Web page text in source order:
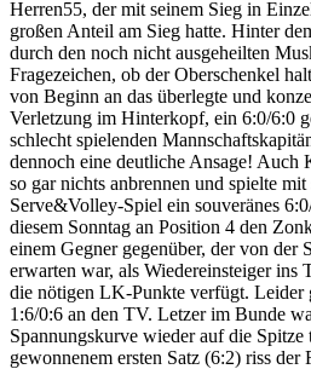
Herren55, der mit seinem Sieg in
großen Anteil am Sieg hatte. Hinter
durch den noch nicht ausgeheilten
Fragezeichen, ob der Oberschenkel
von Beginn an das überlegte und
Verletzung im Hinterkopf, ein 6:0/6:0
schlecht spielenden
dennoch eine deutliche Ansage!
so gar nichts anbrennen und spielte mit
Serve&Volley-Spiel ein souveränes
diesem Sonntag an Position 4 den
einem Gegner gegenüber, der von der
erwarten war, als Wiedereinsteiger ins
die nötigen LK-Punkte verfügt. Leider
1:6/0:6 an den TV. Letzer im Bunde
Spannungskurve wieder auf die
gewonnenem ersten Satz (6:2) riss